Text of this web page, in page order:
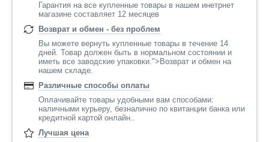
Гарантия на все купленные товары в нашем инетрнет
магазине составляет 12 месяцев
Возврат и обмен - без проблем
Вы можете вернуть купленные товары в течение 14
дней. Товар должен быть в нормальном состоянии и
иметь все заводские упаковки.">Возврат и обмен на
нашем складе.
Различные способы оплаты
Оплачивайте товары удобными вам способами:
наличными курьеру, безналично по квитанции банка или
кредитной картой онлайн..
Лучшая цена